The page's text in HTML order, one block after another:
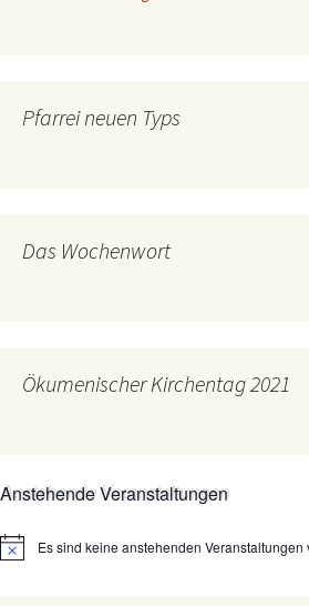
Pfarrei neuen Typs
Das Wochenwort
Ökumenischer Kirchentag 2021
Anstehende Veranstaltungen
HinweisEs sind keine anstehenden Veranstaltungen